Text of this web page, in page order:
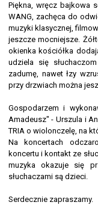
Piękna, wręcz bajkowa
WANG, zachęca do
muzyki klasycznej,
jeszcze mocniejsze.
okienka kościółka
udziela się
zadumę, nawet łzy
przy drzwiach można
Gospodarzem i
Amadeusz" - Urszula i
TRIA o wiolonczelę, na
Na koncertach
koncertu i kontakt ze
muzyka okazuje się
słuchaczami są dzieci.
Serdecznie zapraszamy.